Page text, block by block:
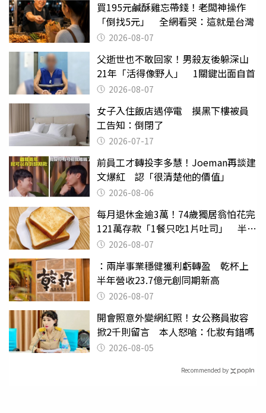
買195元鹹酥雞忘帶錢！老闆神操作
「倒找5元」 全網看哭：這就是台灣
2026-08-07
父逝世也不敢回家！男殺友後躲深山
21年「活得像野人」 1關鍵出面自首
2026-08-07
女子入住飯店遇停電 摸黑下樓被員
工告知：倒閉了
2026-07-17
前員工才轉投李多慧！Joeman再談建
文爆紅 認「很清楚他的價值」
2026-08-06
每月退休金逾3萬！74歲獨居翁怕花完
121萬存款「1餐只吃1片吐司」 半年
後暴瘦嚇壞女兒
2026-08-07
：兩岸事業穩健獲利虧轉盈 乾杯上
半年營收23.7億元創同期新高
2026-08-07
開會照意外變網紅照！女公務員妝容
掀2千則留言 本人怒嗆：化妝有錯嗎
2026-08-05
Recommended by